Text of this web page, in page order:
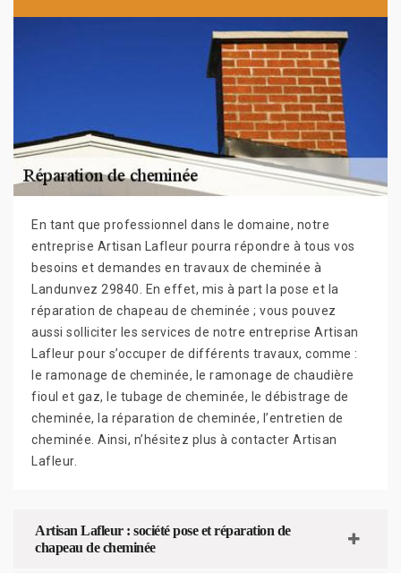
En tant que professionnel dans le domaine, notre
entreprise Artisan Lafleur pourra répondre à tous vos
besoins et demandes en travaux de cheminée à
Landunvez 29840. En effet, mis à part la pose et la
réparation de chapeau de cheminée ; vous pouvez
aussi solliciter les services de notre entreprise Artisan
Lafleur pour s’occuper de différents travaux, comme :
le ramonage de cheminée, le ramonage de chaudière
fioul et gaz, le tubage de cheminée, le débistrage de
cheminée, la réparation de cheminée, l’entretien de
cheminée. Ainsi, n’hésitez plus à contacter Artisan
Lafleur.
Artisan Lafleur : société pose et réparation de
chapeau de cheminée